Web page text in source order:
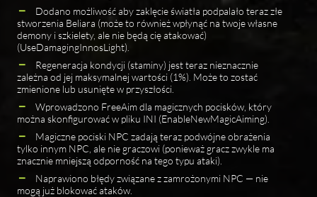
Dodano możliwość aby zaklęcie światła podpalało teraz złe
stworzenia Beliara (może to również wpłynąć na twoje własne
demony i szkielety, ale nie będą cię atakować)
(UseDamagingInnosLight).
Regeneracja kondycji (staminy) jest teraz nieznacznie
zależna od jej maksymalnej wartości (1%). Może to zostać
zmienione lub usunięte w przyszłości.
Wprowadzono FreeAim dla magicznych pocisków, który
można skonfigurować w pliku INI (EnableNewMagicAiming).
Magiczne pociski NPC zadają teraz podwójne obrażenia
tylko innym NPC, ale nie graczowi (ponieważ gracz zwykle ma
znacznie mniejszą odporność na tego typu ataki).
Naprawiono błędy związane z zamrożonymi NPC — nie
mogą już blokować ataków.